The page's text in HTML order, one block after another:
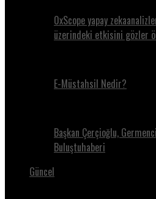
0xScope yapay
üzerindeki etkisini gözler
E-Müstahsil Nedir?
Başkan Çerçioğlu,
Buluştuhaberi
Güncel